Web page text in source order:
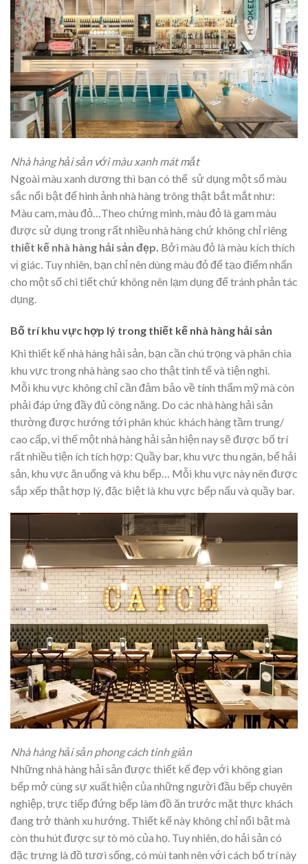
Nhà hàng hải sản với màu xanh mát mắt
Ngoài màu xanh dương thì bạn có thể sử dụng một số màu
sắc nổi bật để hình ảnh nhà hàng trông thật bắt mắt như:
Màu cam, màu đỏ…Theo chứng minh, màu đỏ là gam màu
được sử dụng trong rất nhiều nhà hàng chứ không chỉ riêng
thiết kế nhà hàng hải sản đẹp. Bởi màu đỏ là màu kích thích
vị giác. Tuy nhiên, bạn chỉ nên dùng màu đỏ để tạo điểm nhấn
cho một số chi tiết chứ không nên lạm dụng để tránh phản tác
dụng.
Bố trí khu vực hợp lý trong thiết kế nhà hàng hải sản
Khi thiết kế nhà hàng hải sản, bạn cần chú trọng và phân chia
khu vực trong nhà hàng sao cho thật tinh tế và tiện nghi.
Mỗi khu vực không chỉ cần đảm bảo về tính thẩm mỹ mà còn
phải đáp ứng đầy đủ công năng. Do các nhà hàng hải sản
thường được hướng tới phân khúc khách hàng tầm trung/
cao cấp, vì thế một nhà hàng hải sản hiện nay sẽ được bố trí
rất nhiều tiện ích tích hợp: Quầy bar, khu vực thu ngân, bể hải
sản, khu vực ăn uống và khu bếp…
Mỗi khu vực này nên được
sắp xếp thật hợp lý, đặc biệt là khu vực bếp nấu và quầy bar.
Nhà hàng hải sản phong cách tinh giản
Những nhà hàng hải sản được thiết kế đẹp với không gian
bếp mở cùng sự xuất hiện của những người đầu bếp chuyên
nghiệp, trực tiếp đứng bếp làm đồ ăn trước mặt thực khách
đang trở thành xu hướng. Thiết kế này không chỉ nổi bật mà
còn thu hút được sự tò mò của họ. Tuy nhiên, do hải sản có
đặc trưng là đồ tươi sống, có mùi tanh nên với cách bố trí này